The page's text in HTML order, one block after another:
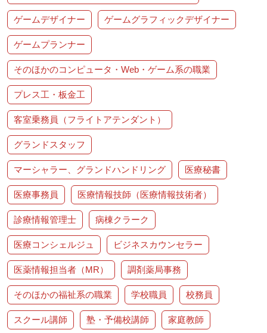
ゲームデザイナー ゲームグラフィックデザイナー
ゲームプランナー
そのほかのコンピュータ・Web・ゲーム系の職業
プレス工・板金工
客室乗務員（フライトアテンダント）
グランドスタッフ
マーシャラー、グランドハンドリング 医療秘書
医療事務員 医療情報技師（医療情報技術者）
診療情報管理士 病棟クラーク
医療コンシェルジュ ビジネスカウンセラー
医薬情報担当者（MR） 調剤薬局事務
そのほかの福祉系の職業 学校職員 校務員
スクール講師 塾・予備校講師 家庭教師